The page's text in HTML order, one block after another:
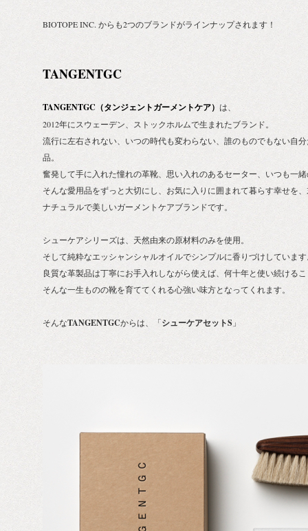
BIOTOPE INC. からも2つのブランドがラインナップされます！
TANGENTGC
TANGENTGC（タンジェントガーメントケア） は、
2012年にスウェーデン、ストックホルムで生まれたブランド。
流行に左右されない、いつの時代も変わらない、誰のものでもない自
品。
奮発して手に入れた憧れの革靴、思い入れのあるセーター、いつも一
そんな愛用品をずっと大切にし、お気に入りに囲まれて暮らす幸せを
ナチュラルで美しいガーメントケアブランドです。
シューケアシリーズは、天然由来の原材料のみを使用。
そして純粋なエッシャンシャルオイルでシンプルに香りづけしていま
良質な革製品は丁寧にお手入れしながら使えば、何十年と使い続ける
そんな一生ものの靴を育ててくれる心強い味方となってくれます。
そんなTANGENTGCからは、「シューケアセットS 」